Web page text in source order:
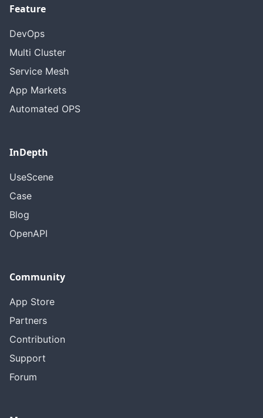
Feature
DevOps
Multi Cluster
Service Mesh
App Markets
Automated OPS
InDepth
UseScene
Case
Blog
OpenAPI
Community
App Store
Partners
Contribution
Support
Forum